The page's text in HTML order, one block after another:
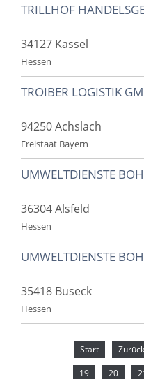
TRILLHOF
34127 Kassel
Hessen
TROIBER LOGISTIK
94250 Achslach
Freistaat Bayern
UMWELTDIENSTE
36304 Alsfeld
Hessen
UMWELTDIENSTE
35418 Buseck
Hessen
Start Zurück
19 20